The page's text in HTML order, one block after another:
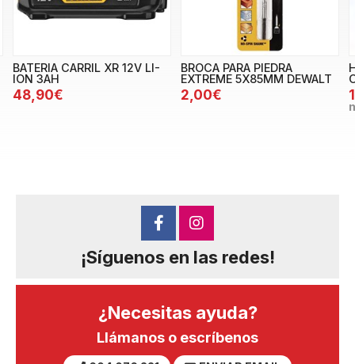
BATERIA CARRIL XR 12V LI-
ION 3AH
48,90€
BROCA PARA PIEDRA
EXTREME 5X85MM DEWALT
2,00€
¡Síguenos en las redes!
¿Necesitas ayuda?
Llámanos o escríbenos